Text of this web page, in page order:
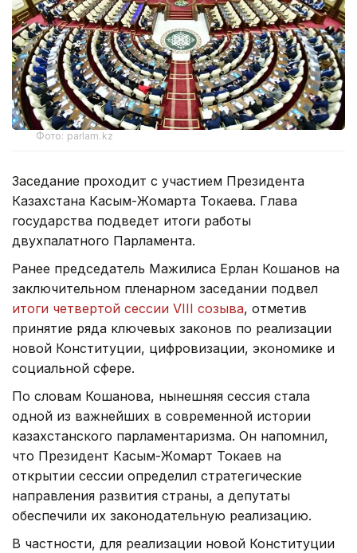
Фото: parlam.kz
Заседание проходит с участием Президента
Казахстана Касым-Жомарта Токаева. Глава
государства подведет итоги работы
двухпалатного Парламента.
Ранее председатель Мажилиса Ерлан Кошанов на
заключительном пленарном заседании подвел
итоги четвертой сессии VIII созыва, отметив
принятие ряда ключевых законов по реализации
новой Конституции, цифровизации, экономике и
социальной сфере.
По словам Кошанова, нынешняя сессия стала
одной из важнейших в современной истории
казахстанского парламентаризма. Он напомнил,
что Президент Касым-Жомарт Токаев на
открытии сессии определил стратегические
направления развития страны, а депутаты
обеспечили их законодательную реализацию.
В частности, для реализации новой Конституции